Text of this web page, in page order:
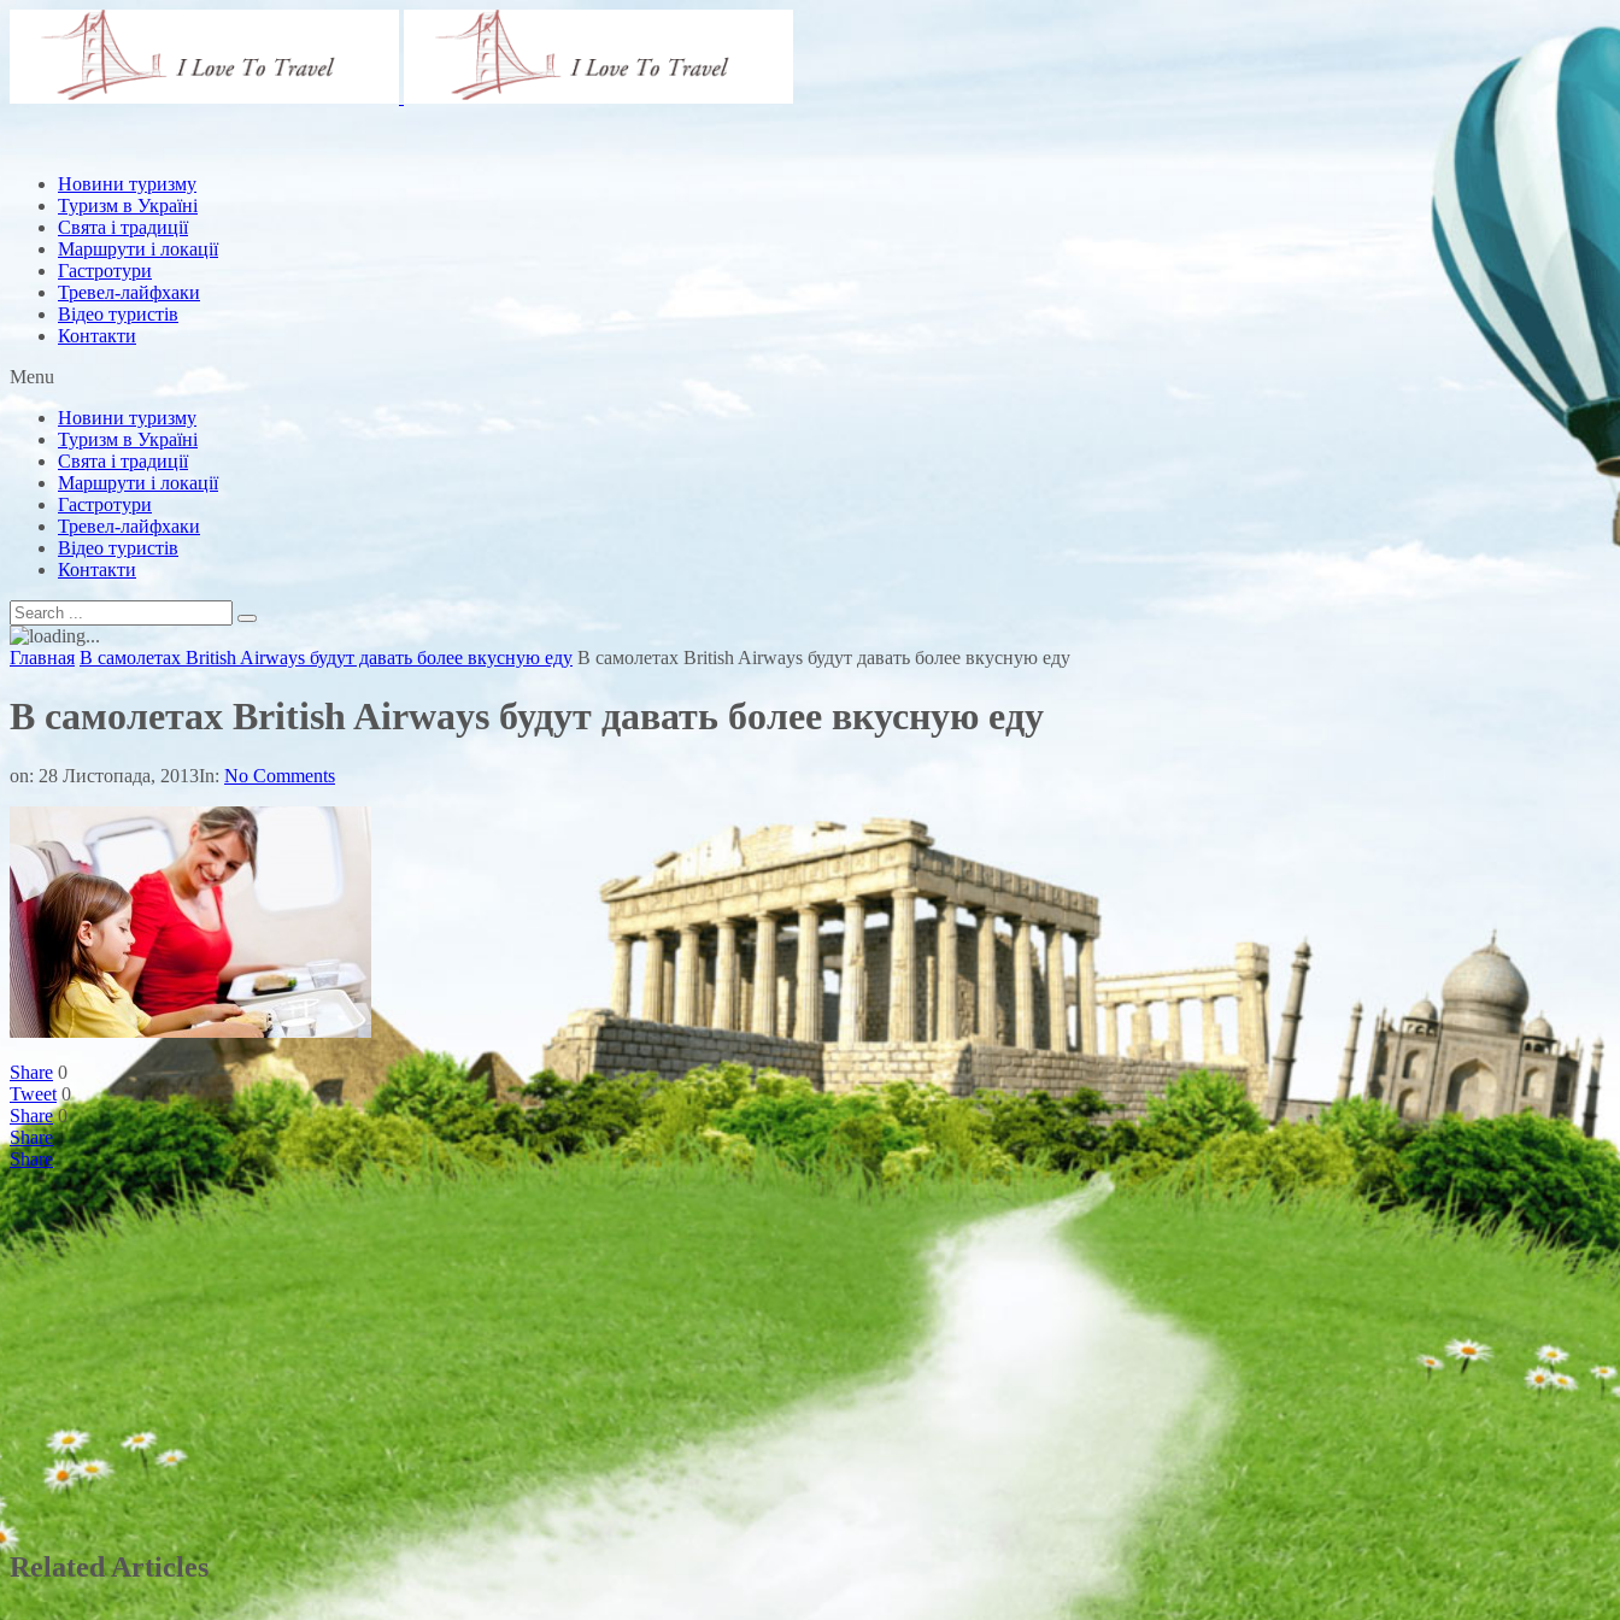
Новини туризму
Туризм в Україні
Свята і традиції
Маршрути і локації
Гастротури
Тревел-лайфхаки
Відео туристів
Контакти
Menu
Новини туризму
Туризм в Україні
Свята і традиції
Маршрути і локації
Гастротури
Тревел-лайфхаки
Відео туристів
Контакти
Главная В самолетах British Airways будут давать более вкусную еду В самолетах British Airways будут давать более вкусную еду
В самолетах British Airways будут давать более вкусную еду
on: 28 Листопада, 2013In: No Comments
Share 0
Tweet 0
Share 0
Share
Share
Related Articles